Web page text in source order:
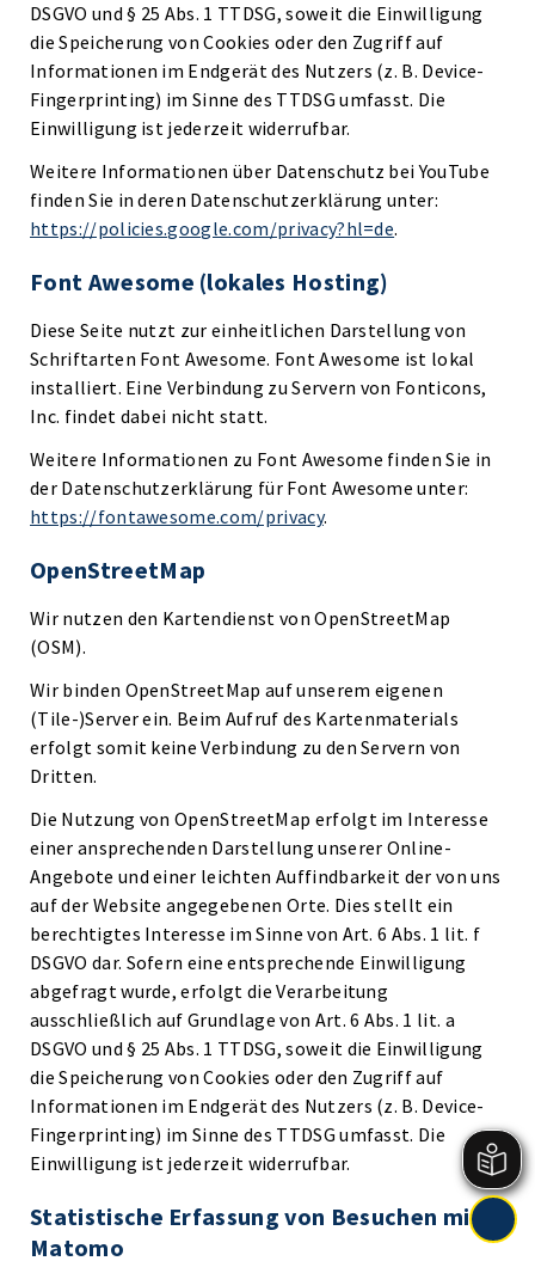
DSGVO und § 25 Abs. 1 TTDSG, soweit die Einwilligung
die Speicherung von Cookies oder den Zugriff auf
Informationen im Endgerät des Nutzers (z. B. Device-
Fingerprinting) im Sinne des TTDSG umfasst. Die
Einwilligung ist jederzeit widerrufbar.
Weitere Informationen über Datenschutz bei YouTube
finden Sie in deren Datenschutzerklärung unter:
https://policies.google.com/privacy?hl=de.
Font Awesome (lokales Hosting)
Diese Seite nutzt zur einheitlichen Darstellung von
Schriftarten Font Awesome. Font Awesome ist lokal
installiert. Eine Verbindung zu Servern von Fonticons,
Inc. findet dabei nicht statt.
Weitere Informationen zu Font Awesome finden Sie in
der Datenschutzerklärung für Font Awesome unter:
https://fontawesome.com/privacy.
OpenStreetMap
Wir nutzen den Kartendienst von OpenStreetMap
(OSM).
Wir binden OpenStreetMap auf unserem eigenen
(Tile-)Server ein. Beim Aufruf des Kartenmaterials
erfolgt somit keine Verbindung zu den Servern von
Dritten.
Die Nutzung von OpenStreetMap erfolgt im Interesse
einer ansprechenden Darstellung unserer Online-
Angebote und einer leichten Auffindbarkeit der von uns
auf der Website angegebenen Orte. Dies stellt ein
berechtigtes Interesse im Sinne von Art. 6 Abs. 1 lit. f
DSGVO dar. Sofern eine entsprechende Einwilligung
abgefragt wurde, erfolgt die Verarbeitung
ausschließlich auf Grundlage von Art. 6 Abs. 1 lit. a
DSGVO und § 25 Abs. 1 TTDSG, soweit die Einwilligung
die Speicherung von Cookies oder den Zugriff auf
Informationen im Endgerät des Nutzers (z. B. Device-
Fingerprinting) im Sinne des TTDSG umfasst. Die
Einwilligung ist jederzeit widerrufbar.
Statistische Erfassung von Besuchen mit
Matomo